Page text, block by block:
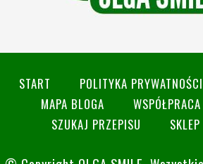
START POLITYKA PRYWATNOŚCI
MAPA BLOGA
WSPÓŁPRACA
SZUKAJ PRZEPISU